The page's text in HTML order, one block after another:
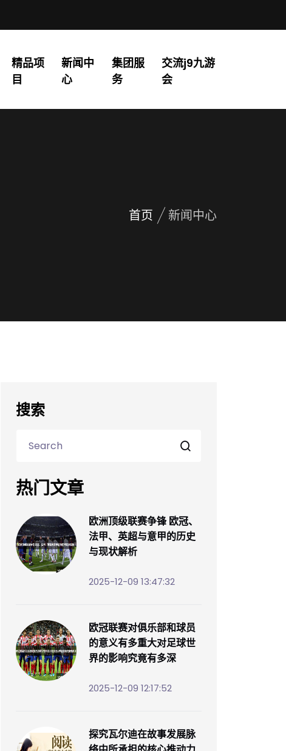
精品项
目
新闻中
心
集团服
务
交流j9九游
会
首页 新闻中心
搜索
热门文章
欧洲顶级联赛争锋 欧冠、
法甲、英超与意甲的历史
与现状解析
2025-12-09 13:47:32
欧冠联赛对俱乐部和球员
的意义有多重大对足球世
界的影响究竟有多深
2025-12-09 12:17:52
探究瓦尔迪在故事发展脉